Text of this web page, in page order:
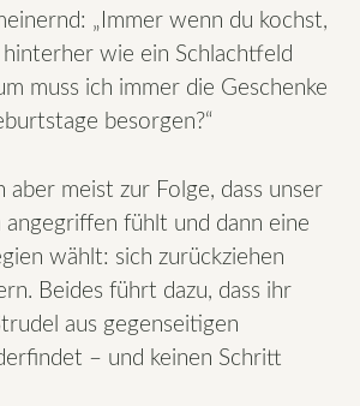
„Immer wenn du kochst,
wie ein Schlachtfeld
muss ich immer die Geschenke
besorgen?“
aber meist zur Folge, dass unser
angegriffen fühlt und dann eine
wählt: sich zurückziehen
Beides führt dazu, dass ihr
aus gegenseitigen
– und keinen Schritt